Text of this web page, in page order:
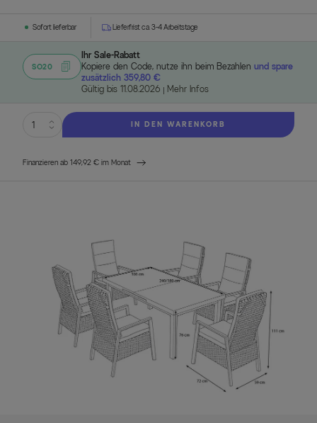
Sofort lieferbar Lieferfrist ca. 3-4 Arbeitstage
SO20
Ihr Sale-Rabatt
Kopiere den Code, nutze ihn beim Bezahlen und spare
zusätzlich 359,80 €
Gültig bis 11.08.2026
Mehr Infos
IN DEN WARENKORB
Finanzieren ab 149,92 € im Monat